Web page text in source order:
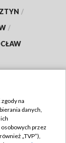
/
/
na
danych,
przez
„TVP”),